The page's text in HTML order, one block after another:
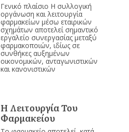
Γενικό πλαίσιο Η συλλογική
οργάνωση και λειτουργία
φαρμακείων μέσω εταιρικών
σχημάτων αποτελεί σημαντικό
εργαλείο συνεργασίας μεταξύ
φαρμακοποιών, ιδίως σε
συνθήκες αυξημένων
οικονομικών, ανταγωνιστικών
και κανονιστικών
Η Λειτουργία Του
Φαρμακείου